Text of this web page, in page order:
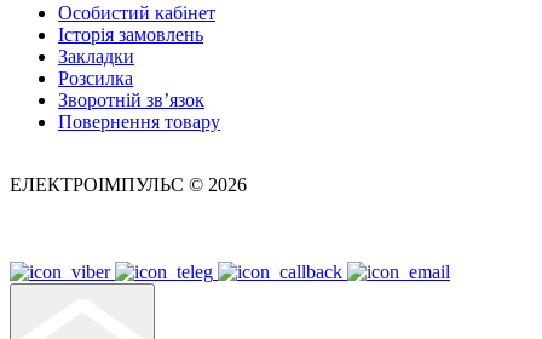
Особистий кабінет
Історія замовлень
Закладки
Розсилка
Зворотній зв’язок
Повернення товару
ЕЛЕКТРОІМПУЛЬС © 2026